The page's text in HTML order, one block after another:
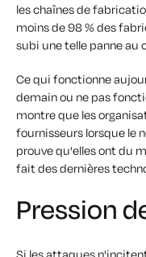
les chaînes de
moins de 98 % des
subi une telle panne au
Ce qui fonctionne
demain ou ne pas
montre que les
fournisseurs lorsque le
prouve qu'elles ont du
fait des dernières
Pression